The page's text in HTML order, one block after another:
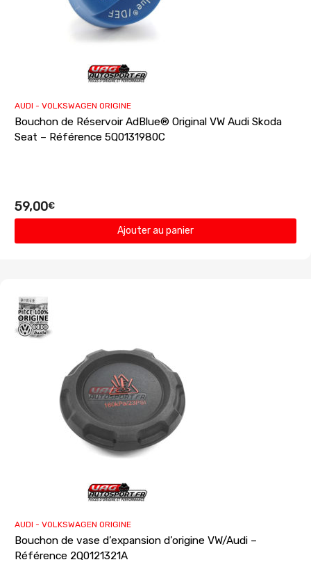
AUDI - VOLKSWAGEN ORIGINE
Bouchon de Réservoir AdBlue® Original VW Audi Skoda
Seat – Référence 5Q0131980C
59,00€
Ajouter au panier
AUDI - VOLKSWAGEN ORIGINE
Bouchon de vase d’expansion d’origine VW/Audi –
Référence 2Q0121321A